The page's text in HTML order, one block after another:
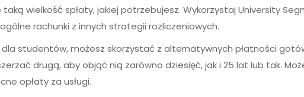
wielkość spłaty, jakiej potrzebujesz. Wykorzystaj University
rachunki z innych strategii rozliczeniowych.
studentów, możesz skorzystać z alternatywnych płatności
drugą, aby objąć nią zarówno dziesięć, jak i 25 lat lub tak.
opłaty za usługi.